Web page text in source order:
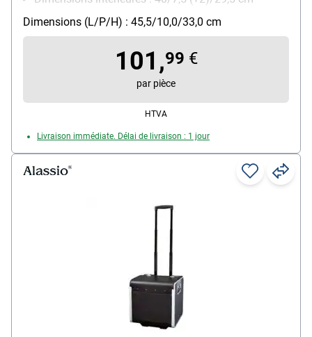
Poids : 2.15 kg
Dimensions (L/P/H) : 45,5/10,0/33,0 cm
101,99 €
par pièce
HTVA
Livraison immédiate. Délai de livraison : 1 jour